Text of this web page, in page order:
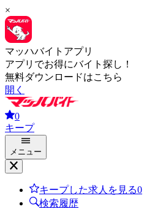
×
マッハバイトアプリ
アプリでお得にバイト探し！
無料ダウンロードはこちら
開く
0
キープ
メニュー
キープした求人を見る0
検索履歴